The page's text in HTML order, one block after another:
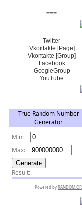
===
Twitter
Vkontakte [Page]
Vkontakte [Group]
Facebook
GoogleGroup
YouTube